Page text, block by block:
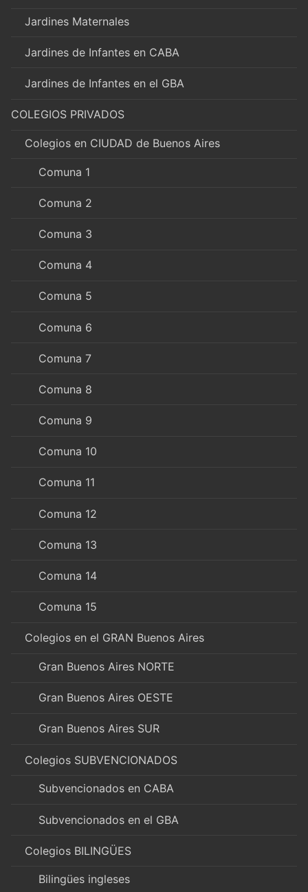
Jardines Maternales
Jardines de Infantes en CABA
Jardines de Infantes en el GBA
COLEGIOS PRIVADOS
Colegios en CIUDAD de Buenos Aires
Comuna 1
Comuna 2
Comuna 3
Comuna 4
Comuna 5
Comuna 6
Comuna 7
Comuna 8
Comuna 9
Comuna 10
Comuna 11
Comuna 12
Comuna 13
Comuna 14
Comuna 15
Colegios en el GRAN Buenos Aires
Gran Buenos Aires NORTE
Gran Buenos Aires OESTE
Gran Buenos Aires SUR
Colegios SUBVENCIONADOS
Subvencionados en CABA
Subvencionados en el GBA
Colegios BILINGÜES
Bilingües ingleses